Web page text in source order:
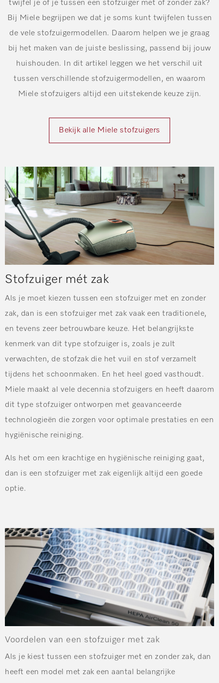
twijfel je of je tussen een stofzuiger met of zonder zak?
Bij Miele begrijpen we dat je soms kunt twijfelen tussen
de vele stofzuigermodellen. Daarom helpen we je graag
bij het maken van de juiste beslissing, passend bij jouw
huishouden. In dit artikel leggen we het verschil uit
tussen verschillende stofzuigermodellen, en waarom
Miele stofzuigers altijd een uitstekende keuze zijn.
Bekijk alle Miele stofzuigers
Stofzuiger mét zak
Als je moet kiezen tussen een stofzuiger met en zonder
zak, dan is een stofzuiger met zak vaak een traditionele,
en tevens zeer betrouwbare keuze. Het belangrijkste
kenmerk van dit type stofzuiger is, zoals je zult
verwachten, de stofzak die het vuil en stof verzamelt
tijdens het schoonmaken. En het heel goed vasthoudt.
Miele maakt al vele decennia stofzuigers en heeft daarom
dit type stofzuiger ontworpen met geavanceerde
technologieën die zorgen voor optimale prestaties en een
hygiënische reiniging.
Als het om een krachtige en hygiënische reiniging gaat,
dan is een stofzuiger met zak eigenlijk altijd een goede
optie.
Voordelen van een stofzuiger met zak
Als je kiest tussen een stofzuiger met en zonder zak, dan
heeft een model met zak een aantal belangrijke